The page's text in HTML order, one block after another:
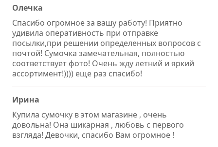
Олечка
Спасибо огромное за вашу работу! Приятно
удивила оперативность при отправке
посылки,при решении определенных вопросов с
почтой! Сумочка замечательная, полностью
соответствует фото! Очень жду летний и яркий
ассортимент!)))) еще раз спасибо!
Ирина
Купила сумочку в этом магазине , очень
довольна! Она шикарная , любовь с первого
взгляда! Девочки, спасибо Вам огромное !